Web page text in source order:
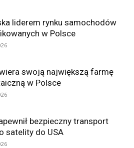
liderem rynku samochodów
w Polsce
swoją największą farmę
w Polsce
bezpieczny transport
satelity do USA